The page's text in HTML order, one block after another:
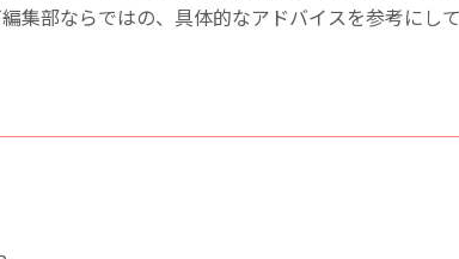
集部ならではの、具体的なアドバイスを参考にし